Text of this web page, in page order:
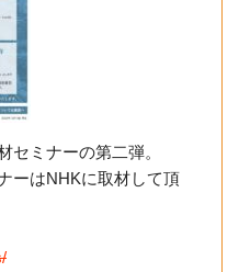
セミナーの第二弾。
ーはNHKに取材して頂